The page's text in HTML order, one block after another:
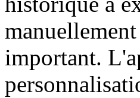
important.